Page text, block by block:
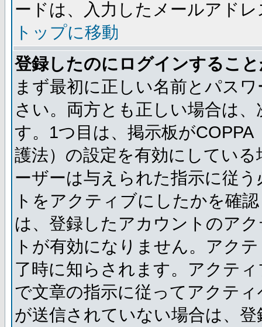
ードは、入力したメールアド
トップに移動
登録したのにログインするこ
まず最初に正しい名前とパス
さい。両方とも正しい場合は
す。1つ目は、掲示板が
護法）の設定を有効にしてい
ーザーは与えられた指示に従
トをアクティブにしたかを確
は、登録したアカウントのア
トが有効になりません。アク
了時に知らされます。アクテ
で文章の指示に従ってアクテ
が送信されていない場合は、